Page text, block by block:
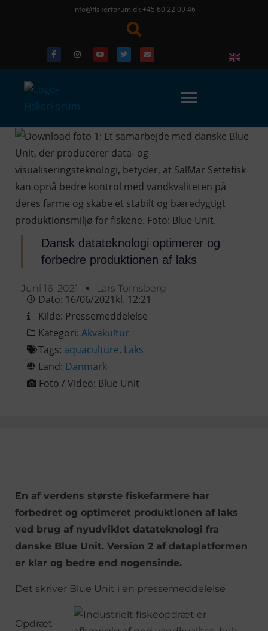
info@fiskerforum.dk +45 60 22 09 46
Dansk datateknologi optimerer og
forbedre produktionen af laks
Juni 16, 2021 Lars Tornsberg
Dato: 16/06/2021kl. 12:21
Kilde: Pressemeddelelse
Kategori: Akvakultur
Tags: aquaculture, Laks
Land: Danmark
Foto / Video: Blue Unit
En af verdens største fiskefarmere har
forbedret og optimeret produktionen af laks
ved brug af nyudviklet datateknologi fra
danske Blue Unit. Version 2 af dataplatformen
er klar og bedre end nogensinde.
Det skriver Blue Unit i en pressemeddelelse
Opdræt